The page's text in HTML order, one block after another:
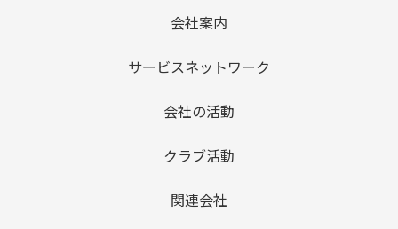
会社案内
サービスネットワーク
会社の活動
クラブ活動
関連会社